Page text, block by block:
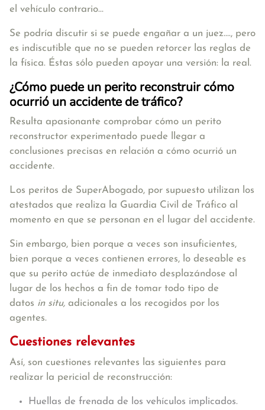
el vehículo contrario…
Se podría discutir si se puede engañar a un juez…., pero
es indiscutible que no se pueden retorcer las reglas de
la física. Éstas sólo pueden apoyar una versión: la real.
¿Cómo puede un perito reconstruir cómo
ocurrió un accidente de tráfico?
Resulta apasionante comprobar cómo un perito
reconstructor experimentado puede llegar a
conclusiones precisas en relación a cómo ocurrió un
accidente.
Los peritos de SuperAbogado, por supuesto utilizan los
atestados que realiza la Guardia Civil de Tráfico al
momento en que se personan en el lugar del accidente.
Sin embargo, bien porque a veces son insuficientes,
bien porque a veces contienen errores, lo deseable es
que su perito actúe de inmediato desplazándose al
lugar de los hechos a fin de tomar todo tipo de
datos in situ, adicionales a los recogidos por los
agentes.
Cuestiones relevantes
Así, son cuestiones relevantes las siguientes para
realizar la pericial de reconstrucción:
Huellas de frenada de los vehículos implicados.